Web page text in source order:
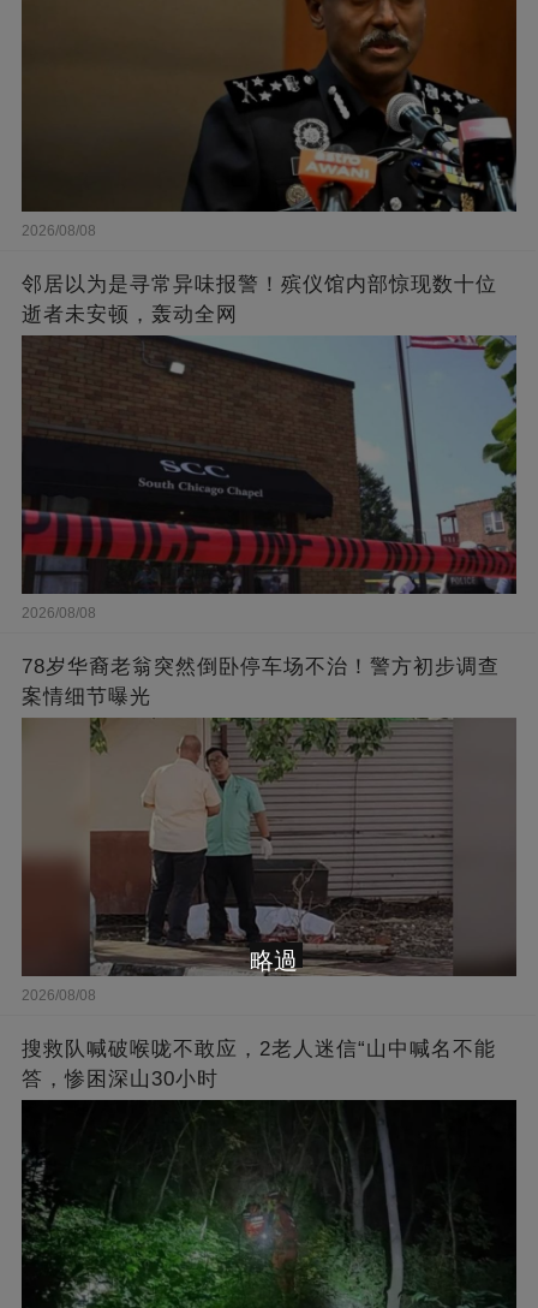
2026/08/08
邻居以为是寻常异味报警！殡仪馆内部惊现数十位
逝者未安顿，轰动全网
2026/08/08
78岁华裔老翁突然倒卧停车场不治！警方初步调查
案情细节曝光
2026/08/08
搜救队喊破喉咙不敢应，2老人迷信“山中喊名不能
答，惨困深山30小时
略過